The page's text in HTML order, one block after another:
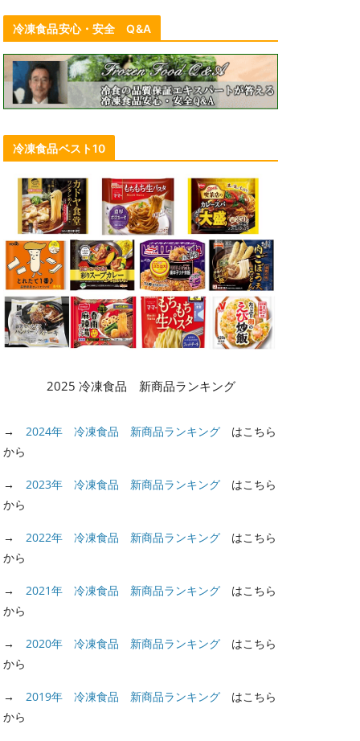
冷凍食品安心・安全 Q&A
冷凍食品ベスト10
2025 冷凍食品 新商品ランキング
→ 2024年 冷凍食品 新商品ランキング はこちら
から
→ 2023年 冷凍食品 新商品ランキング はこちら
から
→ 2022年 冷凍食品 新商品ランキング はこちら
から
→ 2021年 冷凍食品 新商品ランキング はこちら
から
→ 2020年 冷凍食品 新商品ランキング はこちら
から
→ 2019年 冷凍食品 新商品ランキング はこちら
から